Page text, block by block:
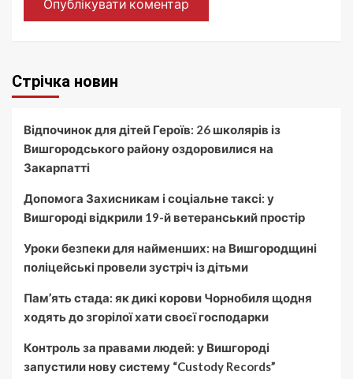
Стрічка новин
Відпочинок для дітей Героїв: 26 школярів із
Вишгородського району оздоровилися на
Закарпатті
Допомога Захисникам і соціальне таксі: у
Вишгороді відкрили 19-й ветеранський простір
Уроки безпеки для найменших: на Вишгородщині
поліцейські провели зустріч із дітьми
Пам’ять стада: як дикі корови Чорнобиля щодня
ходять до згорілої хати своєї господарки
Контроль за правами людей: у Вишгороді
запустили нову систему “Custody Records”